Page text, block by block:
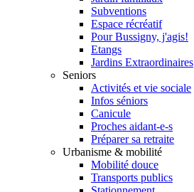
Subventions
Espace récréatif
Pour Bussigny, j'agis!
Etangs
Jardins Extraordinaires
Seniors
Activités et vie sociale
Infos séniors
Canicule
Proches aidant-e-s
Préparer sa retraite
Urbanisme & mobilité
Mobilité douce
Transports publics